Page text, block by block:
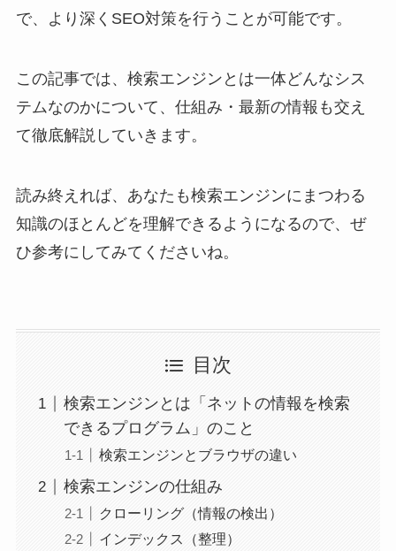
で、より深くSEO対策を行うことが可能です。
この記事では、検索エンジンとは一体どんなシス
テムなのかについて、仕組み・最新の情報も交え
て徹底解説していきます。
読み終えれば、あなたも検索エンジンにまつわる
知識のほとんどを理解できるようになるので、ぜ
ひ参考にしてみてくださいね。
目次
検索エンジンとは「ネットの情報を検索
できるプログラム」のこと
検索エンジンとブラウザの違い
検索エンジンの仕組み
クローリング（情報の検出）
インデックス（整理）